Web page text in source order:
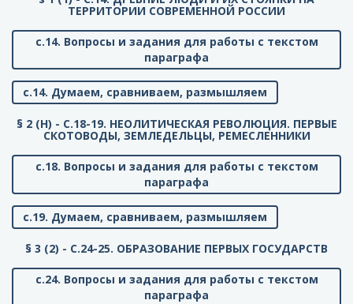
ТЕРРИТОРИИ СОВРЕМЕННОЙ РОССИИ
с.14. Вопросы и задания для работы с текстом
параграфа
с.14. Думаем, сравниваем, размышляем
§ 2 (Н) - C.18-19. НЕОЛИТИЧЕСКАЯ РЕВОЛЮЦИЯ. ПЕРВЫЕ
СКОТОВОДЫ, ЗЕМЛЕДЕЛЬЦЫ, РЕМЕСЛЕННИКИ
с.18. Вопросы и задания для работы с текстом
параграфа
с.19. Думаем, сравниваем, размышляем
§ 3 (2) - C.24-25. ОБРАЗОВАНИЕ ПЕРВЫХ ГОСУДАРСТВ
с.24. Вопросы и задания для работы с текстом
параграфа